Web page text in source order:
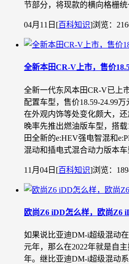
节部分，将现款的横向格栅
04月11日 [百科知识]浏览：
全新本田CR-V上市，售价
全新一代东风本田CR-V已上
配置车型，售价18.59-24.99
在外观内饰等处变化颇大，
晚率先推出燃油版车型，搭
田全新的e:HEV强电智混和
混动和插电式混合动力版本车
11月04日 [百科知识]浏览：
欧尚Z6 iDD怎么样，欧尚Z6
如果说比亚迪DM-i超级混动
元年，那么在2022年就是自
年。继比亚迪DM-i超级混动